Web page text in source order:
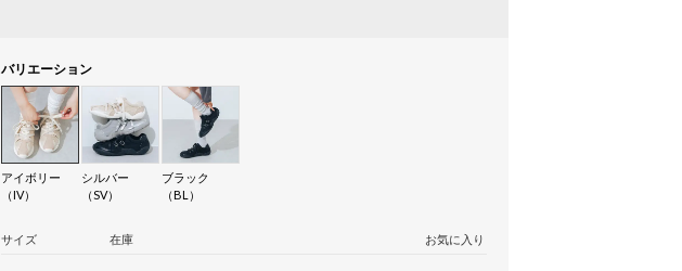
バリエーション
アイボリー
（IV）
シルバー
（SV）
ブラック
（BL）
サイズ 在庫 お気に入り